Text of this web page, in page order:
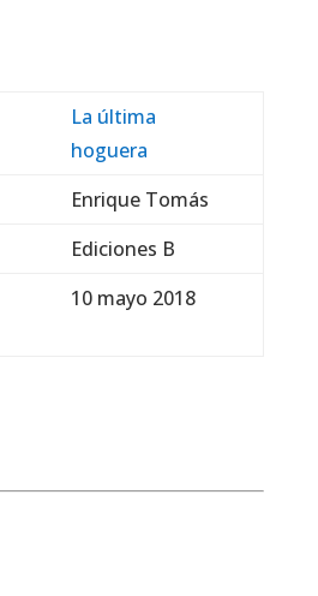
La última
hoguera
Enrique Tomás
Ediciones B
10 mayo 2018